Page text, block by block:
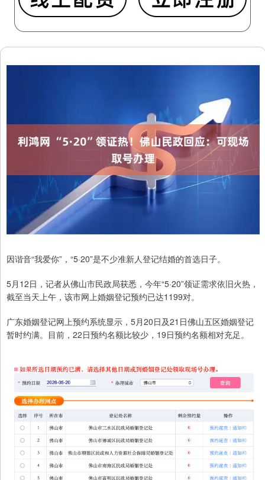
因谐音“我爱你”，“5·20”是不少准新人登记结婚的首选日子。
5月12日，记者从佛山市民政局获悉，今年“5·20”领证需求依旧火热，
截至当天上午，该市网上婚姻登记预约已达1199对。
广东婚姻登记网上预约系统显示，5月20日及21日佛山五区婚姻登记
暂时约满。目前，22日预约名额比较少，19日预约名额相对充足。